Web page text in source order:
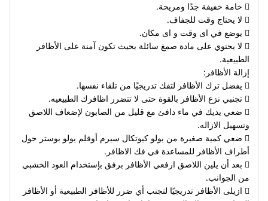
 خامة خفيفة جدًا ومريحة.
 لا يحتاج وقت للجفاف.
 يوضع في اى وقت و اى مكان.
 لا يحتوي على مادة صمغ سائلة بحيث تكون آمنة على الأظافر
الطبيعية.
إزالة الأظافر:
 يفضل ترك الأظافر لتفك تدريجيًا من تلقاء نفسها.
 تجنبي نزع الأظافر بالقوة حتى لا تتضرر اظافرك الطبيعيه.
 ضعي يديك في ماء دافئ مع قليل من الصابون لإضعاف اللاصق
وتسهيل الازاله.
 ضعي كمية صغيرة من يولو كيوتكال سيرم أوقلم يولو بوستر حول
أطراف الأظافر للمساعدة في فك الاظافر.
 بعد أن يلين اللاصق ارفعي الأظافر برفق بإستخدام العود الخشبي
من الجوانب.
 ازيلى الأظافر تدريجيًا لتجنب أي ضرر للأظافر الطبيعية أو الأظافر